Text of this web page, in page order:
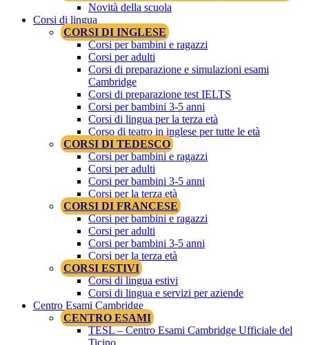
Novità della scuola
Corsi di lingua
CORSI DI INGLESE
Corsi per bambini e ragazzi
Corsi per adulti
Corsi di preparazione e simulazioni esami
Cambridge
Corsi di preparazione test IELTS
Corsi per bambini 3-5 anni
Corsi di lingua per la terza età
Corso di teatro in inglese per tutte le età
CORSI DI TEDESCO
Corsi per bambini e ragazzi
Corsi per adulti
Corsi per bambini 3-5 anni
Corsi per la terza età
CORSI DI FRANCESE
Corsi per bambini e ragazzi
Corsi per adulti
Corsi per bambini 3-5 anni
Corsi per la terza età
CORSI ESTIVI
Corsi di lingua estivi
Corsi di lingua e servizi per aziende
Centro Esami Cambridge
CENTRO ESAMI
TESL – Centro Esami Cambridge Ufficiale del
Ticino